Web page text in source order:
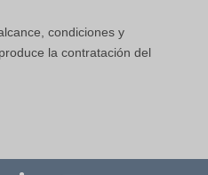
condiciones y
la contratación del